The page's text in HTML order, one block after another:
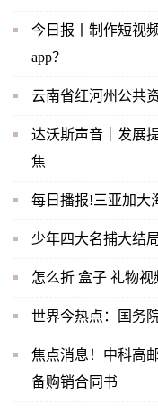
今日报丨制作短视
app？
云南省红河州公共
达沃斯声音｜发展
焦
每日播报!三亚加大
少年四大名捕大结
怎么折 盒子 礼物
世界今热点：国务
焦点消息！中科高
备购销合同书